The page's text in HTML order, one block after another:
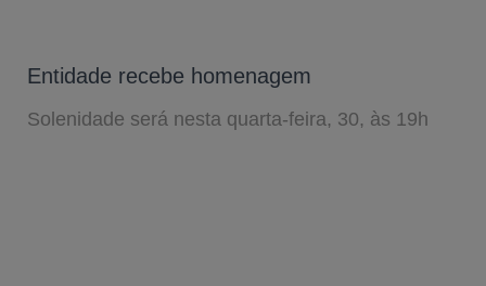
Entidade recebe homenagem
Solenidade será nesta quarta-feira, 30, às 19h